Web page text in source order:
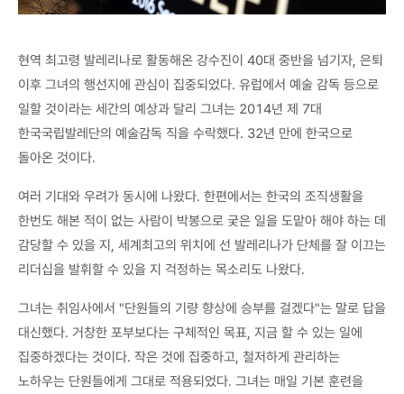
현역 최고령 발레리나로 활동해온 강수진이 40대 중반을 넘기자, 은퇴
이후 그녀의 행선지에 관심이 집중되었다. 유럽에서 예술 감독 등으로
일할 것이라는 세간의 예상과 달리 그녀는 2014년 제 7대
한국국립발레단의 예술감독 직을 수락했다. 32년 만에 한국으로
돌아온 것이다.
여러 기대와 우려가 동시에 나왔다. 한편에서는 한국의 조직생활을
한번도 해본 적이 없는 사람이 박봉으로 궂은 일을 도맡아 해야 하는 데
감당할 수 있을 지, 세계최고의 위치에 선 발레리나가 단체를 잘 이끄는
리더십을 발휘할 수 있을 지 걱정하는 목소리도 나왔다.
그녀는 취임사에서 "단원들의 기량 향상에 승부를 걸겠다"는 말로 답을
대신했다. 거창한 포부보다는 구체적인 목표, 지금 할 수 있는 일에
집중하겠다는 것이다. 작은 것에 집중하고, 철저하게 관리하는
노하우는 단원들에게 그대로 적용되었다. 그녀는 매일 기본 훈련을